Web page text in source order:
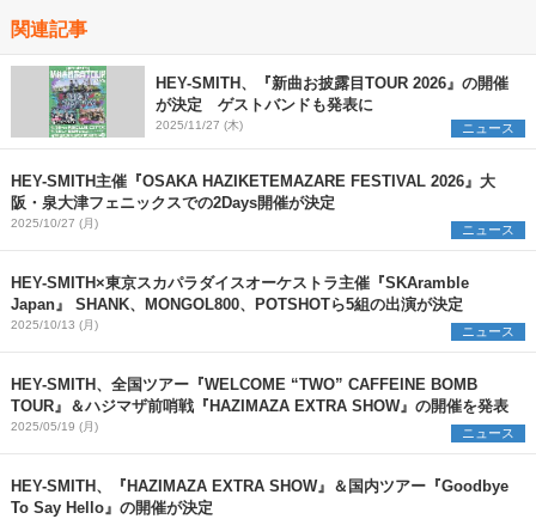
関連記事
HEY-SMITH、『新曲お披露目TOUR 2026』の開催
が決定 ゲストバンドも発表に
2025/11/27 (木) ニュース
HEY-SMITH主催『OSAKA HAZIKETEMAZARE FESTIVAL 2026』大
阪・泉大津フェニックスでの2Days開催が決定
2025/10/27 (月) ニュース
HEY-SMITH×東京スカパラダイスオーケストラ主催『SKAramble
Japan』 SHANK、MONGOL800、POTSHOTら5組の出演が決定
2025/10/13 (月) ニュース
HEY-SMITH、全国ツアー『WELCOME “TWO” CAFFEINE BOMB
TOUR』＆ハジマザ前哨戦『HAZIMAZA EXTRA SHOW』の開催を発表
2025/05/19 (月) ニュース
HEY-SMITH、『HAZIMAZA EXTRA SHOW』＆国内ツアー『Goodbye
To Say Hello』の開催が決定